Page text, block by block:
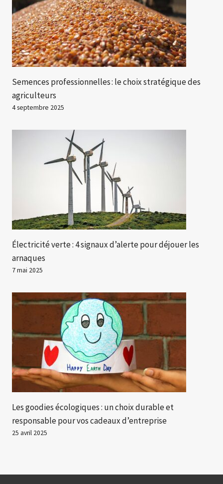
Semences professionnelles : le choix stratégique des
agriculteurs
4 septembre 2025
Électricité verte : 4 signaux d’alerte pour déjouer les
arnaques
7 mai 2025
Les goodies écologiques : un choix durable et
responsable pour vos cadeaux d’entreprise
25 avril 2025